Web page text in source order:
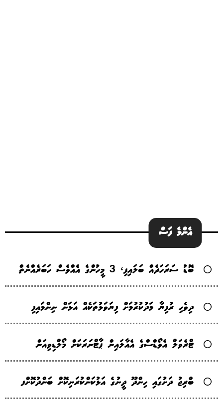
އެންމެ ފަސް
ބޮޑު ސަރަހަދެއް ބަލައިފި، 3 މީހުންގެ އެެއްވެސް ހަބަރެއްނެތް
ދިވެހި ރުފިޔާ މަދުކުރުމަށް ފިޔަވަޅުތަކެއް އަޅަން ނިންމައިފި
ޓްރެވަލް އެވޯޑްސްގެ އެއާލައިން ޕާޓްނަރަކަށް މޯލްޑިވިއަން
ބްރިޖު ދަށުގައި ހިންދޫ ދީނުގެ އަޅުކަންކުރަނިކޮށް ބަންދުކޮށްފ